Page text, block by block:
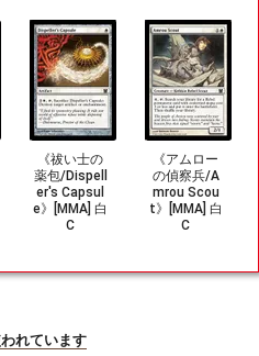
《祓い士の
薬包/Dispell
er's Capsul
e》[MMA] 白
C
《アムロー
の偵察兵/A
mrou Scou
t》[MMA] 白
C
れています